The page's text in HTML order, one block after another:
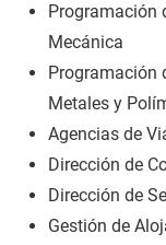
Programación
Mecánica
Programación
Metales y
Agencias de
Dirección de
Dirección de
Gestión de